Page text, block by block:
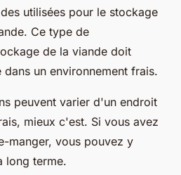
utilisées pour le stockage
Ce type de
de la viande doit
un environnement frais.
peuvent varier d'un endroit
mieux c'est. Si vous avez
manger, vous pouvez y
long terme.